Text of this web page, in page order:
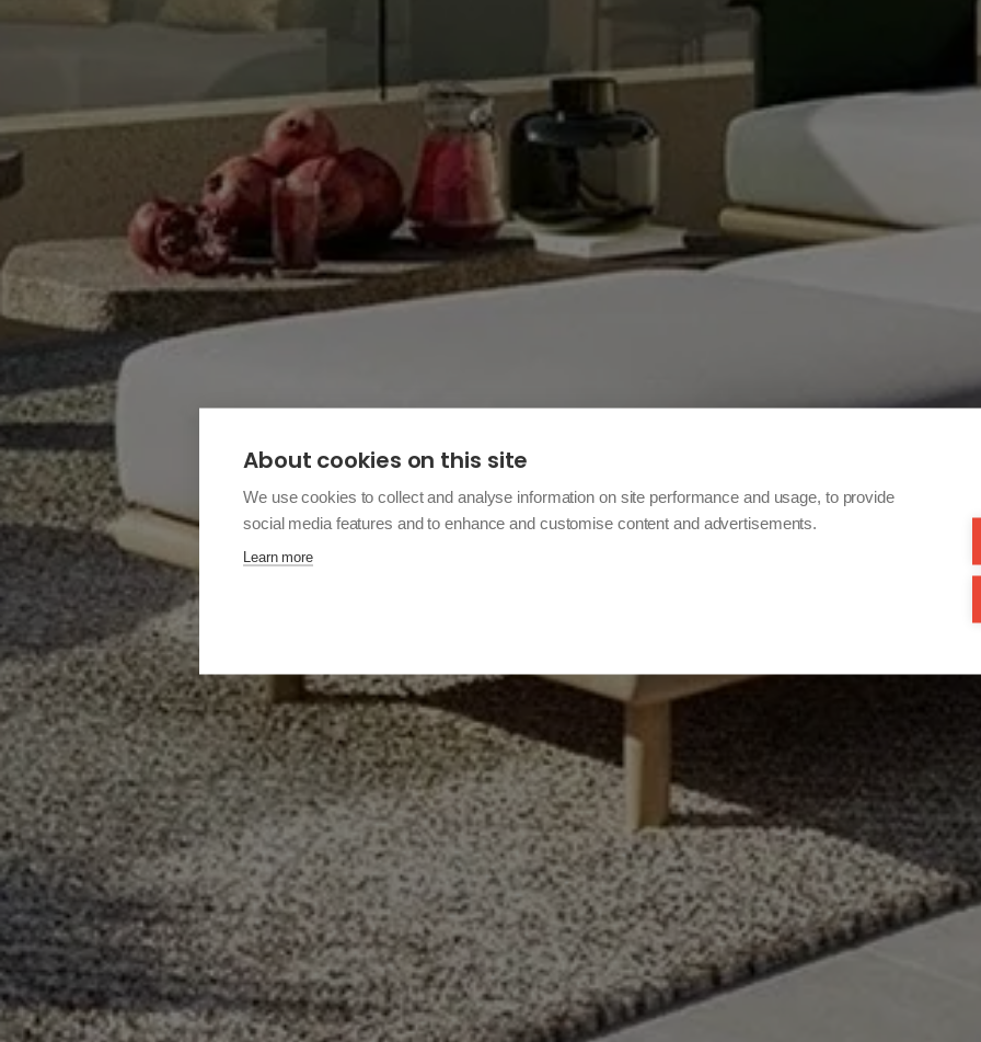
About cookies on this site
We use cookies to collect and analyse information on site performance and usage, to provide
social media features and to enhance and customise content and advertisements.
Learn more